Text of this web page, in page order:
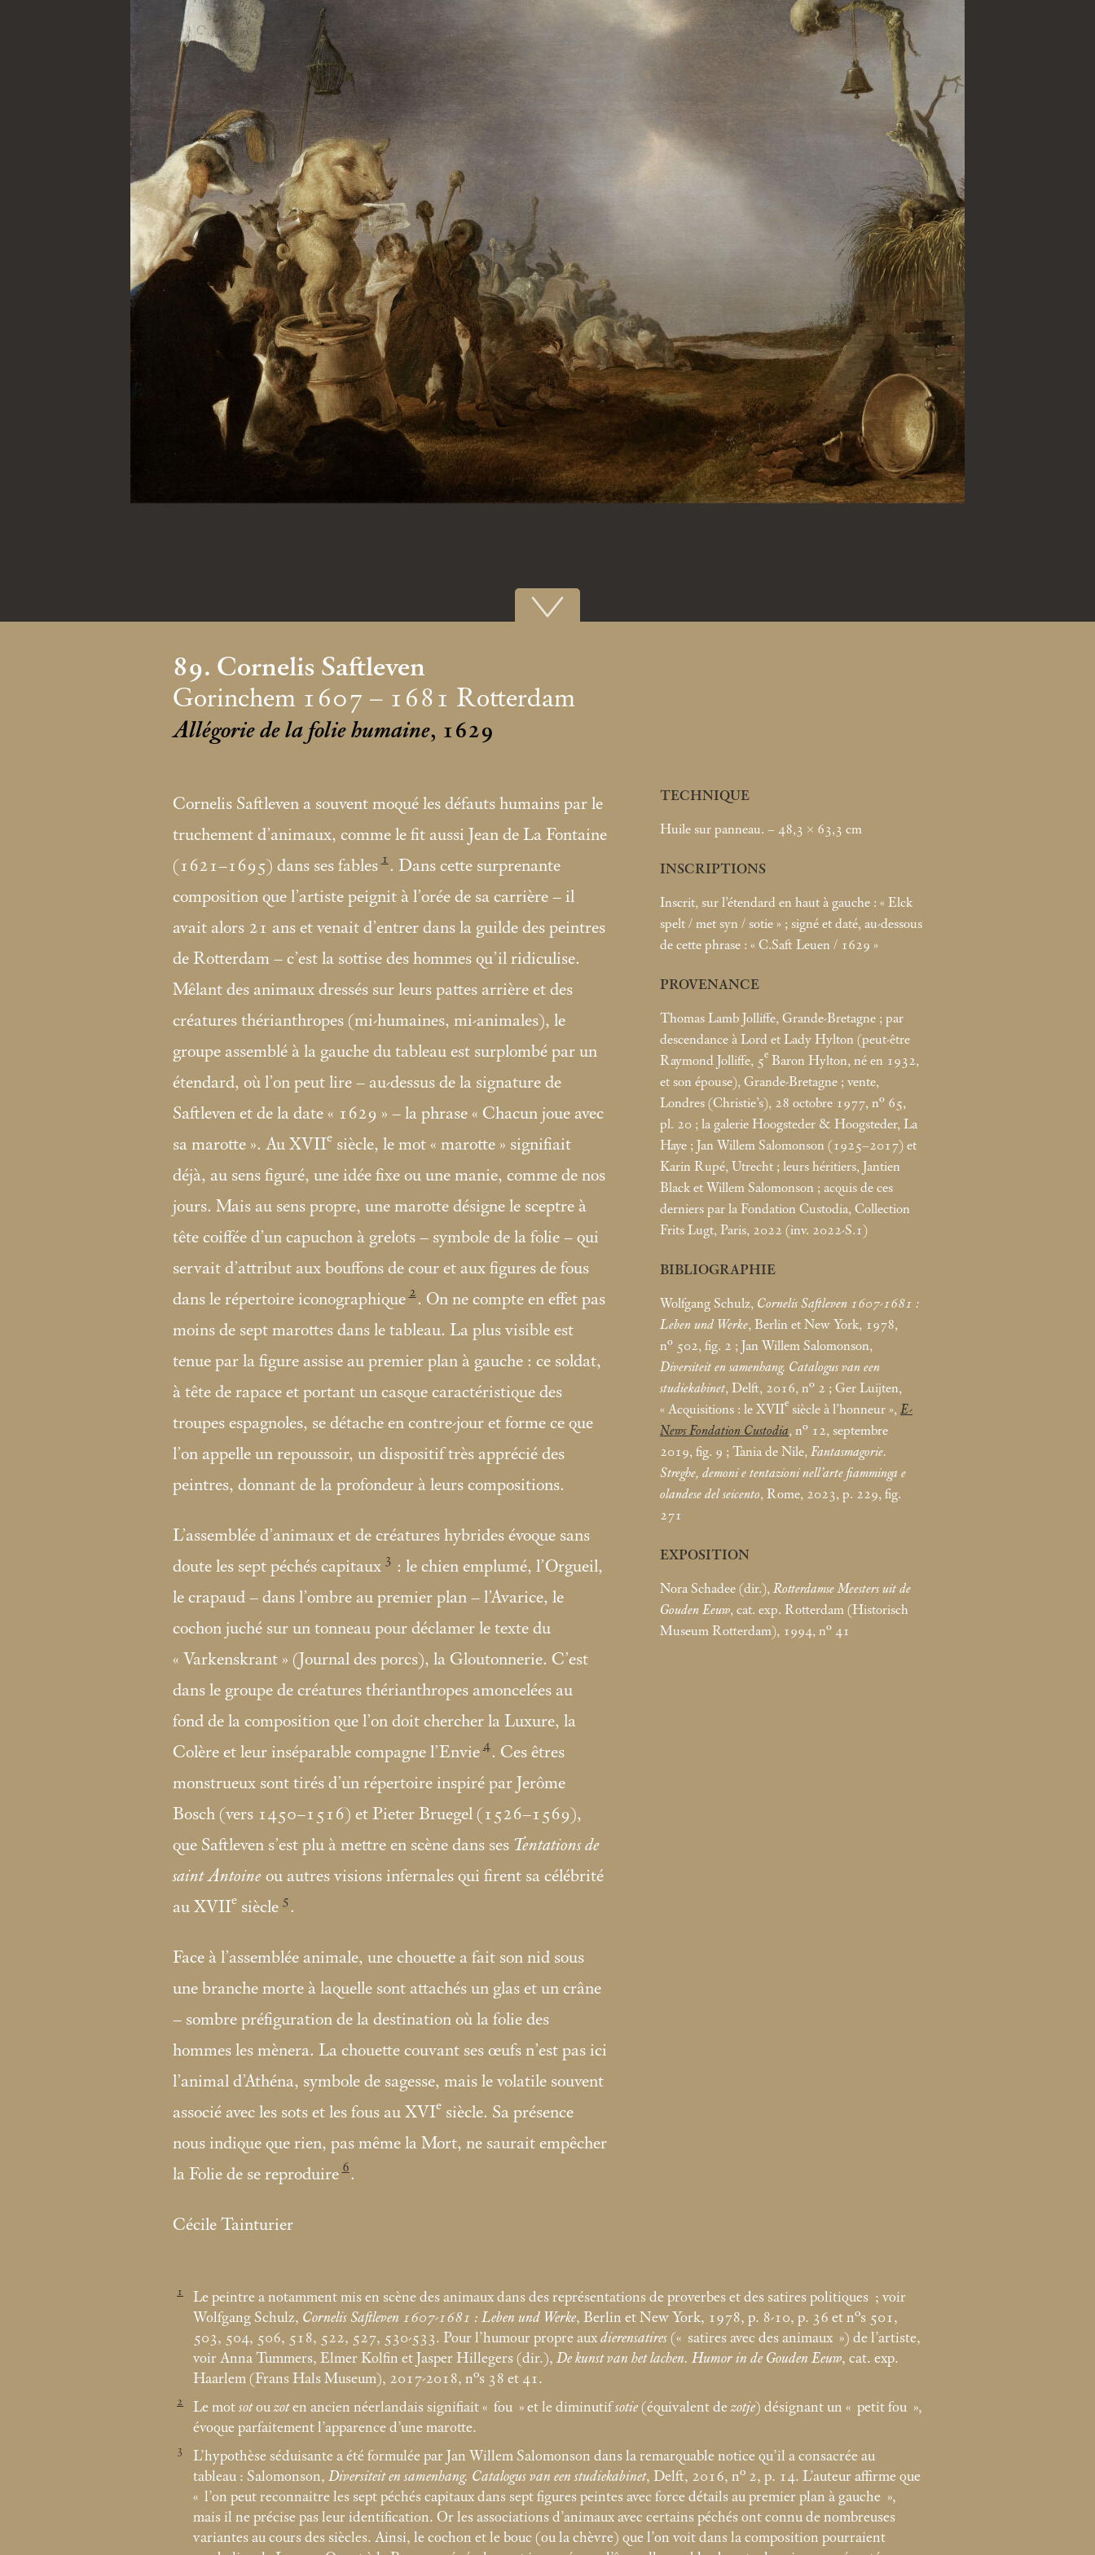
89. Cornelis Saftleven
Gorinchem 1607 – 1681 Rotterdam
Allégorie de la folie humaine, 1629
Cornelis Saftleven a souvent moqué les défauts humains par le
truchement d’animaux, comme le fit aussi Jean de La Fontaine
(1621–1695) dans ses fables 1 . Dans cette surprenante
composition que l’artiste peignit à l’orée de sa carrière – il
avait alors 21 ans et venait d’entrer dans la guilde des peintres
de Rotterdam – c’est la sottise des hommes qu’il ridiculise.
Mêlant des animaux dressés sur leurs pattes arrière et des
créatures thérianthropes (mi-humaines, mi-animales), le
groupe assemblé à la gauche du tableau est surplombé par un
étendard, où l’on peut lire – au-dessus de la signature de
Saftleven et de la date « 1629 » – la phrase « Chacun joue avec
sa marotte ». Au XVIIe siècle, le mot « marotte » signifiait
déjà, au sens figuré, une idée fixe ou une manie, comme de nos
jours. Mais au sens propre, une marotte désigne le sceptre à
tête coiffée d’un capuchon à grelots – symbole de la folie – qui
servait d’attribut aux bouffons de cour et aux figures de fous
dans le répertoire iconographique 2. On ne compte en effet pas
moins de sept marottes dans le tableau. La plus visible est
tenue par la figure assise au premier plan à gauche : ce soldat,
à tête de rapace et portant un casque caractéristique des
troupes espagnoles, se détache en contre-jour et forme ce que
l’on appelle un repoussoir, un dispositif très apprécié des
peintres, donnant de la profondeur à leurs compositions.
L’assemblée d’animaux et de créatures hybrides évoque sans
doute les sept péchés capitaux 3 : le chien emplumé, l’Orgueil,
le crapaud – dans l’ombre au premier plan – l’Avarice, le
cochon juché sur un tonneau pour déclamer le texte du
« Varkenskrant » (Journal des porcs), la Gloutonnerie. C’est
dans le groupe de créatures thérianthropes amoncelées au
fond de la composition que l’on doit chercher la Luxure, la
Colère et leur inséparable compagne l’Envie 4. Ces êtres
monstrueux sont tirés d’un répertoire inspiré par Jerôme
Bosch (vers 1450–1516) et Pieter Bruegel (1526–1569),
que Saftleven s’est plu à mettre en scène dans ses Tentations de
saint Antoine ou autres visions infernales qui firent sa célébrité
au XVIIe siècle 5.
Face à l’assemblée animale, une chouette a fait son nid sous
une branche morte à laquelle sont attachés un glas et un crâne
– sombre préfiguration de la destination où la folie des
hommes les mènera. La chouette couvant ses œufs n’est pas ici
l’animal d’Athéna, symbole de sagesse, mais le volatile souvent
associé avec les sots et les fous au XVIe siècle. Sa présence
nous indique que rien, pas même la Mort, ne saurait empêcher
la Folie de se reproduire 6.
Cécile Tainturier
TECHNIQUE
Huile sur panneau. – 48,3 × 63,3 cm
INSCRIPTIONS
Inscrit, sur l’étendard en haut à gauche : « Elck
spelt / met syn / sotie » ; signé et daté, au-dessous
de cette phrase : « C.Saft Leuen / 1629 »
PROVENANCE
Thomas Lamb Jolliffe, Grande-Bretagne ; par
descendance à Lord et Lady Hylton (peut-être
Raymond Jolliffe, 5e Baron Hylton, né en 1932,
et son épouse), Grande-Bretagne ; vente,
Londres (Christie’s), 28 octobre 1977, n° 65,
pl. 20 ; la galerie Hoogsteder & Hoogsteder, La
Haye ; Jan Willem Salomonson (1925–2017) et
Karin Rupé, Utrecht ; leurs héritiers, Jantien
Black et Willem Salomonson ; acquis de ces
derniers par la Fondation Custodia, Collection
Frits Lugt, Paris, 2022 (inv. 2022-S.1)
BIBLIOGRAPHIE
Wolfgang Schulz, Cornelis Saftleven 1607-1681 :
Leben und Werke, Berlin et New York, 1978,
n° 502, fig. 2 ; Jan Willem Salomonson,
Diversiteit en samenhang. Catalogus van een
studiekabinet, Delft, 2016, n° 2 ; Ger Luijten,
« Acquisitions : le XVIIe siècle à l’honneur », E-
News Fondation Custodia, n° 12, septembre
2019, fig. 9 ; Tania de Nile, Fantasmagorie.
Streghe, demoni e tentazioni nell’arte fiamminga e
olandese del seicento, Rome, 2023, p. 229, fig.
271
EXPOSITION
Nora Schadee (dir.), Rotterdamse Meesters uit de
Gouden Eeuw, cat. exp. Rotterdam (Historisch
Museum Rotterdam), 1994, n° 41
1 Le peintre a notamment mis en scène des animaux dans des représentations de proverbes et des satires politiques ; voir
Wolfgang Schulz, Cornelis Saftleven 1607-1681 : Leben und Werke, Berlin et New York, 1978, p. 8-10, p. 36 et n°s 501,
503, 504, 506, 518, 522, 527, 530-533. Pour l’humour propre aux dierensatires (« satires avec des animaux ») de l’artiste,
voir Anna Tummers, Elmer Kolfin et Jasper Hillegers (dir.), De kunst van het lachen. Humor in de Gouden Eeuw, cat. exp.
Haarlem (Frans Hals Museum), 2017-2018, n°s 38 et 41.
2 Le mot sotouzoten ancien néerlandais signifiait « fou » et le diminutifsotie (équivalent dezotje) désignant un « petit fou »,
évoque parfaitement l’apparence d’une marotte.
3
L’hypothèse séduisante a été formulée par Jan Willem Salomonson dans la remarquable notice qu’il a consacrée au
tableau : Salomonson, Diversiteit en samenhang. Catalogus van een studiekabinet, Delft, 2016, n° 2, p. 14. L’auteur affirme que
« l’on peut reconnaitre les sept péchés capitaux dans sept figures peintes avec force détails au premier plan à gauche »,
mais il ne précise pas leur identification. Or les associations d’animaux avec certains péchés ont connu de nombreuses
variantes au cours des siècles. Ainsi, le cochon et le bouc (ou la chèvre) que l’on voit dans la composition pourraient